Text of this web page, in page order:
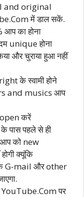
and original
में डाल सकें.
आप का होना
unique होना
और चुराया हुआ नहीं
के स्वामी होने
and musics आप
करें
पास पहले से ही
को new
क्यूंकि
G-mail और other
पर